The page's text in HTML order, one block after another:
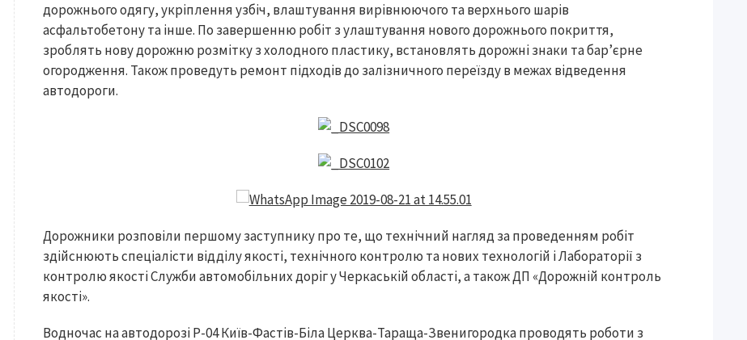
дорожнього одягу, укріплення узбіч, влаштування вирівнюючого та верхнього шарів
асфальтобетону та інше. По завершенню робіт з улаштування нового дорожнього покриття,
зроблять нову дорожню розмітку з холодного пластику, встановлять дорожні знаки та бар’єрне
огородження. Також проведуть ремонт підходів до залізничного переїзду в межах відведення
автодороги.
Дорожники розповіли першому заступнику про те, що технічний нагляд за проведенням робіт
здійснюють спеціалісти відділу якості, технічного контролю та нових технологій і Лабораторії з
контролю якості Служби автомобільних доріг у Черкаській області, а також ДП «Дорожній контроль
якості».
Водночас на автодорозі Р-04 Київ-Фастів-Біла Церква-Тараща-Звенигородка проводять роботи з